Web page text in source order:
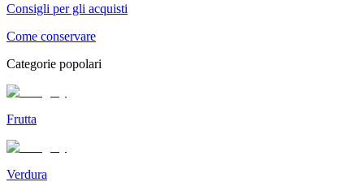
Consigli per gli acquisti
Come conservare
Categorie popolari
Frutta
Verdura